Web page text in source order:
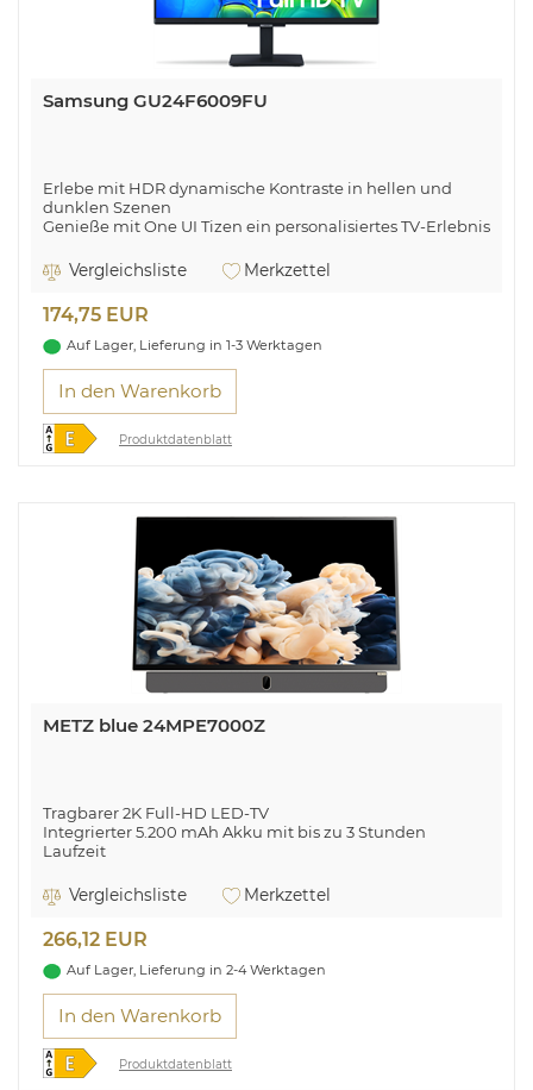
Samsung GU24F6009FU
Erlebe mit HDR dynamische Kontraste in hellen und
dunklen Szenen
Genieße mit One UI Tizen ein personalisiertes TV-Erlebnis
Vergleichsliste Merkzettel
174,75 EUR
Auf Lager, Lieferung in 1-3 Werktagen
In den Warenkorb
Produktdatenblatt
METZ blue 24MPE7000Z
Tragbarer 2K Full-HD LED-TV
Integrierter 5.200 mAh Akku mit bis zu 3 Stunden
Laufzeit
ansprechenden Sound
Chromecast built-in
USB-Timeshift
Vergleichsliste Merkzettel
266,12 EUR
Auf Lager, Lieferung in 2-4 Werktagen
In den Warenkorb
Produktdatenblatt